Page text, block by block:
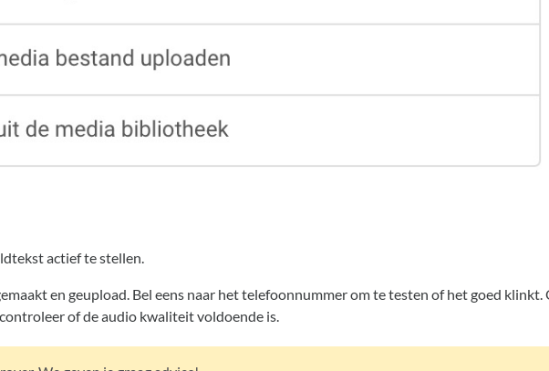
actief te stellen.
en geupload. Bel eens naar het telefoonnummer om te testen of het goed klinkt.
of de audio kwaliteit voldoende is.